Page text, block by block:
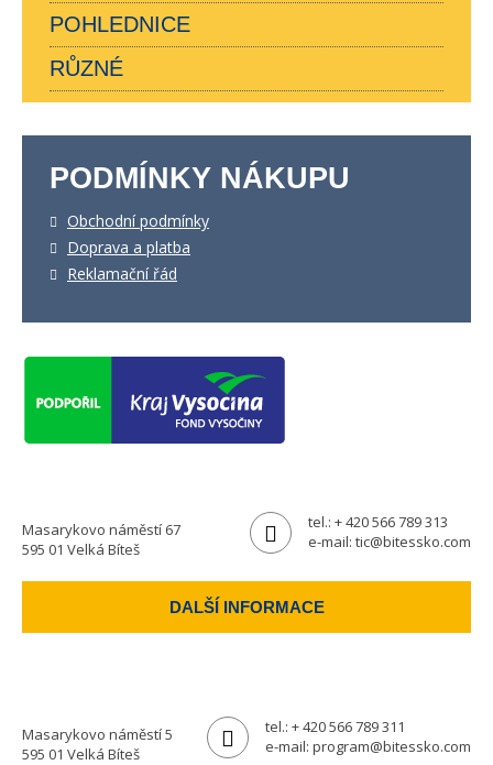
POHLEDNICE
RŮZNÉ
PODMÍNKY NÁKUPU
Obchodní podmínky
Doprava a platba
Reklamační řád
Masarykovo náměstí 67
595 01 Velká Bíteš
tel.: + 420 566 789 313
e-mail: tic@bitessko.com
DALŠÍ INFORMACE
Masarykovo náměstí 5
595 01 Velká Bíteš
tel.: + 420 566 789 311
e-mail: program@bitessko.com